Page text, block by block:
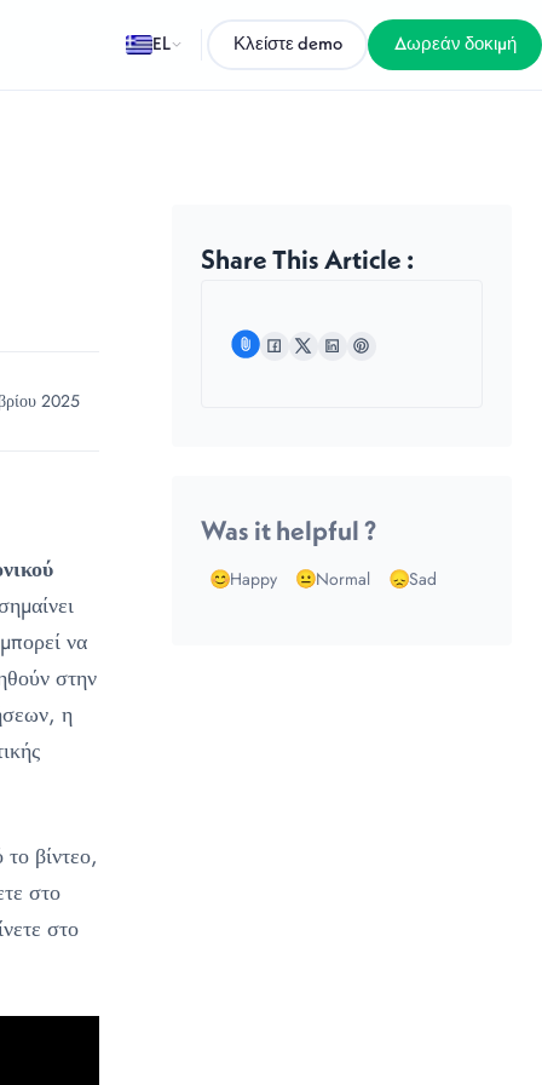
EL Κλείστε demo Δωρεάν δοκιμή
2025
να
στην
η
βίντεο,
στο
στο
Share This Article :
Was it helpful ?
Happy Normal Sad